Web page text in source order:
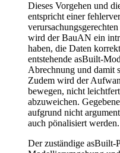
Dieses Vorgehen und
entspricht einer
wird der BauAN ein
haben, die Daten
entstehende asBuilt-
Abrechnung und damit
Zudem wird der
bewegen, nicht
abzuweichen.
aufgrund nicht
auch pönalisiert werden.
Der zuständige asBuilt-